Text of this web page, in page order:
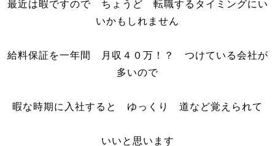
最近は暇ですので ちょうど 転職するタイミングにい
いかもしれません
給料保証を一年間 月収４０万！？ つけている会社が
多いので
暇な時期に入社すると ゆっくり 道など覚えられて
いいと思います